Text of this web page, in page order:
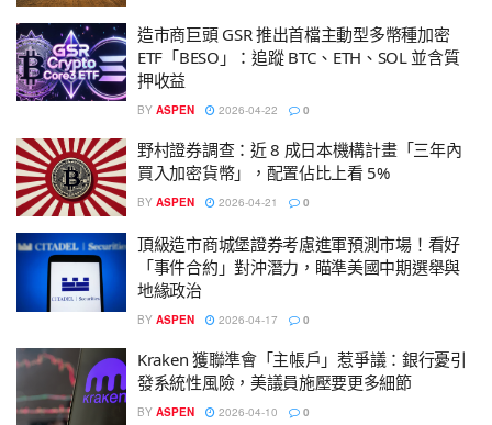
造市商巨頭 GSR 推出首檔主動型多幣種加密
ETF「BESO」：追蹤 BTC、ETH、SOL 並含質
押收益
BY ASPEN 2026-04-22 0
野村證券調查：近 8 成日本機構計畫「三年內
買入加密貨幣」，配置佔比上看 5%
BY ASPEN 2026-04-21 0
頂級造市商城堡證券考慮進軍預測市場！看好
「事件合約」對沖潛力，瞄準美國中期選舉與
地緣政治
BY ASPEN 2026-04-17 0
Kraken 獲聯準會「主帳戶」惹爭議：銀行憂引
發系統性風險，美議員施壓要更多細節
BY ASPEN 2026-04-10 0